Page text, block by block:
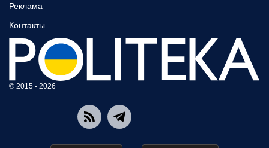
Реклама
Контакты
© 2015 - 2026